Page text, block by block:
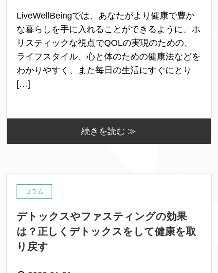
LiveWellBeingでは、あなたがより健康で豊か
な暮らしを手に入れることができるように、ホ
リスティックな視点でQOLの実現のための、
ライフスタイル、心と体のための健康法などを
わかりやすく、また毎日の生活にすぐにとり
[…]
続きを読む ≫
コラム
デトックスやファスティングの効果
は？正しくデトックスをして健康を取
り戻す